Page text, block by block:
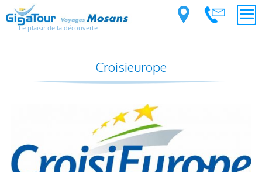
Le plaisir de la découverte
Croisieurope